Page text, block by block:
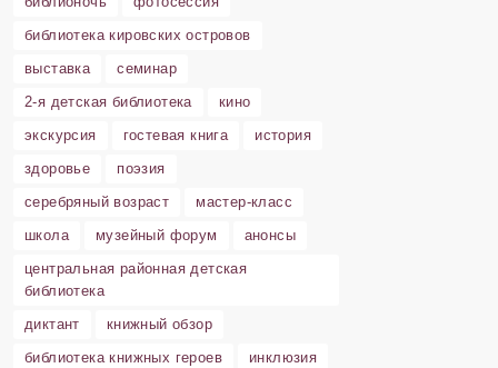
библиотека кировских островов
выставка
семинар
2-я детская библиотека
кино
экскурсия
гостевая книга
история
здоровье
поэзия
серебряный возраст
мастер-класс
школа
музейный форум
анонсы
центральная районная детская
библиотека
диктант
книжный обзор
библиотека книжных героев
инклюзия